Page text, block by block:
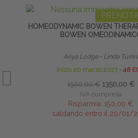
HOMEODYNAMIC BOWEN
BOWEN
Ariya Lodge ∙ Linda Turrini
inizio 20 marzo 2027 ∙ 48
1500,00 € 1350,00 €
IVA compresa
Risparmia: 150,00 €
saldando entro il 20/01/